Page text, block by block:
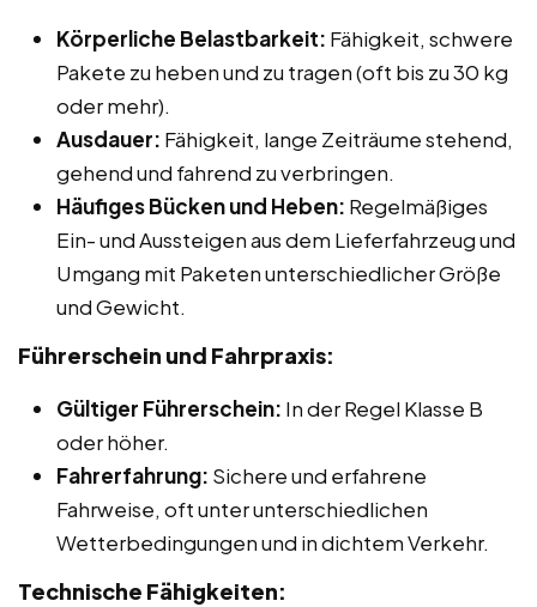
Körperliche Belastbarkeit: Fähigkeit, schwere
Pakete zu heben und zu tragen (oft bis zu 30 kg
oder mehr).
Ausdauer: Fähigkeit, lange Zeiträume stehend,
gehend und fahrend zu verbringen.
Häufiges Bücken und Heben: Regelmäßiges
Ein- und Aussteigen aus dem Lieferfahrzeug und
Umgang mit Paketen unterschiedlicher Größe
und Gewicht.
Führerschein und Fahrpraxis:
Gültiger Führerschein: In der Regel Klasse B
oder höher.
Fahrerfahrung: Sichere und erfahrene
Fahrweise, oft unter unterschiedlichen
Wetterbedingungen und in dichtem Verkehr.
Technische Fähigkeiten: